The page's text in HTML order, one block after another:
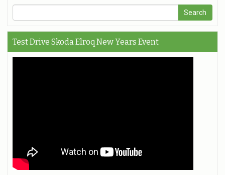
Test Drive Skoda Elroq New Years Event